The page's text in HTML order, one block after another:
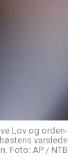
Lov og orden-
varslede
Foto: AP / NTB